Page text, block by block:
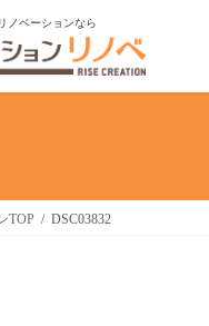
ノベーションなら
TOP DSC03832